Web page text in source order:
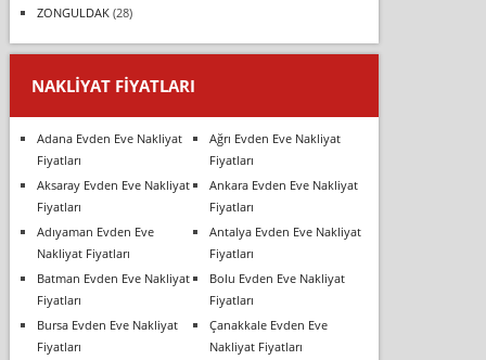
ZONGULDAK(28)
NAKLIYAT FIYATLARI
Adana Evden Eve Nakliyat
Fiyatları
Ağrı Evden Eve Nakliyat
Fiyatları
Aksaray Evden Eve Nakliyat
Fiyatları
Ankara Evden Eve Nakliyat
Fiyatları
Adıyaman Evden Eve
Nakliyat Fiyatları
Antalya Evden Eve Nakliyat
Fiyatları
Batman Evden Eve Nakliyat
Fiyatları
Bolu Evden Eve Nakliyat
Fiyatları
Bursa Evden Eve Nakliyat
Fiyatları
Çanakkale Evden Eve
Nakliyat Fiyatları